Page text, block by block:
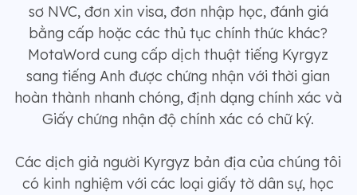
sơ NVC, đơn xin visa, đơn nhập học, đánh giá
bằng cấp hoặc các thủ tục chính thức khác?
MotaWord cung cấp dịch thuật tiếng Kyrgyz
sang tiếng Anh được chứng nhận với thời gian
hoàn thành nhanh chóng, định dạng chính xác và
Giấy chứng nhận độ chính xác có chữ ký.
Các dịch giả người Kyrgyz bản địa của chúng tôi
có kinh nghiệm với các loại giấy tờ dân sự, học